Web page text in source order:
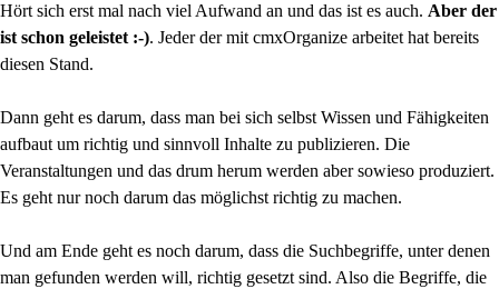
Hört sich erst mal nach viel Aufwand an und das ist es auch. Aber der
ist schon geleistet :-). Jeder der mit cmxOrganize arbeitet hat bereits
diesen Stand.
Dann geht es darum, dass man bei sich selbst Wissen und Fähigkeiten
aufbaut um richtig und sinnvoll Inhalte zu publizieren. Die
Veranstaltungen und das drum herum werden aber sowieso produziert.
Es geht nur noch darum das möglichst richtig zu machen.
Und am Ende geht es noch darum, dass die Suchbegriffe, unter denen
man gefunden werden will, richtig gesetzt sind. Also die Begriffe, die